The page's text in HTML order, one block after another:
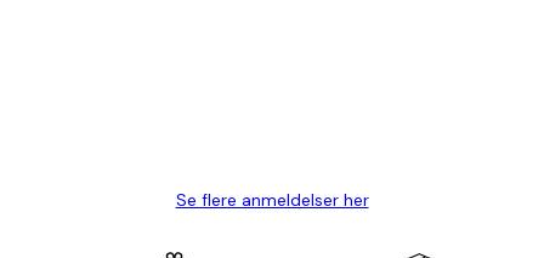
Se flere anmeldelser her